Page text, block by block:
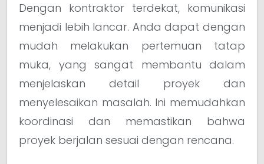
Dengan kontraktor terdekat, komunikasi
menjadi lebih lancar. Anda dapat dengan
mudah melakukan pertemuan tatap
muka, yang sangat membantu dalam
menjelaskan detail proyek dan
menyelesaikan masalah. Ini memudahkan
koordinasi dan memastikan bahwa
proyek berjalan sesuai dengan rencana.